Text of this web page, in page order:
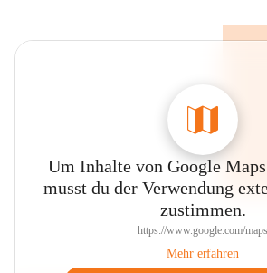
Um Inhalte von Google
musst du der Verwendung
zustimmen.
https://www.google.com/maps
Mehr erfahren